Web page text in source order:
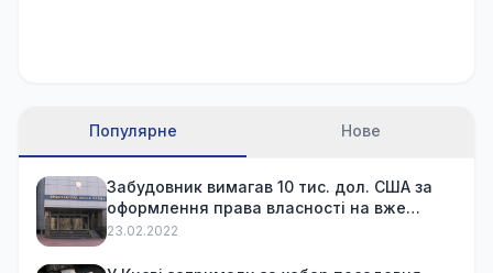
Популярне Нове
Забудовник вимагав 10 тис. дол. США за
оформлення права власності на вже
куплену квартиру
23.02.2022